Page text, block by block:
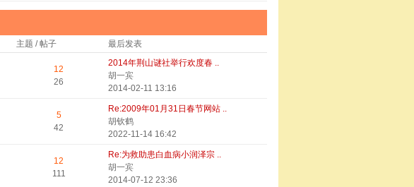
主题 / 帖子
最后发表
12
26
2014年荆山谜社举行欢度春 ..
胡一宾
2014-02-11 13:16
5
42
Re:2009年01月31日春节网站 ..
胡钦鹤
2022-11-14 16:42
12
111
Re:为救助患白血病小润泽宗 ..
胡一宾
2014-07-12 23:36